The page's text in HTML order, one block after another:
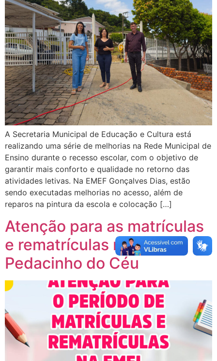
A Secretaria Municipal de Educação e Cultura está
realizando uma série de melhorias na Rede Municipal de
Ensino durante o recesso escolar, com o objetivo de
garantir mais conforto e qualidade no retorno das
atividades letivas. Na EMEF Gonçalves Dias, estão
sendo executadas melhorias no acesso, além de
reparos na pintura da escola e colocação […]
Atenção para as matrículas
e rematrículas na EMEI
Pedacinho do Céu